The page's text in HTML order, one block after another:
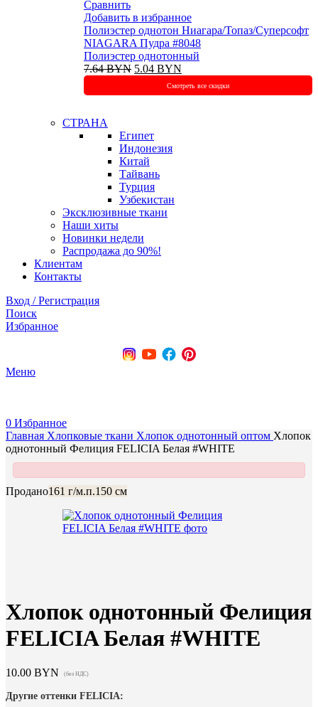
Сравнить
Добавить в избранное
Полиэстeр однотон Ниагара/Топаз/Суперсофт
NIAGARA Пудра #8048
Полиэстер однотонный
7.64BYN Первоначальная
составляла
5.04 BYN
5.04 BYN.
Смотреть все скидки
СТРАНА
Египет
Индонезия
Китай
Тайвань
Турция
Узбекистан
Эксклюзивные ткани
Наши хиты
Новинки недели
Распродажа до 90%!
Клиентам
Контакты
Вход / Регистрация
Поиск
Избранное
Меню
0 Избранное
Главная Хлопковые ткани Хлопок однотонный оптом Хлопок
однотонный Фелиция FELICIA Белая #WHITE
Продано161 г/м.п.150 см
Хлопок однотонный Фелиция
FELICIA Белая #WHITE
10.00 BYN (без НДС)
Другие оттенки FELICIA: